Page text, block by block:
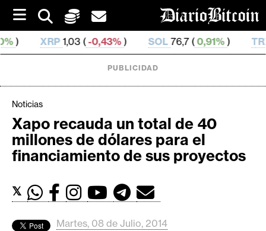
i
p
t
o
1,03 ( -0,43%) SOL76,7 ( 0,91%) TRX0,329
C
r
i
M
PUBLICIDAD
Noticias
Xapo recauda un total de 40
millones de dólares para el
financiamiento de sus proyectos
𝕏
Martes, 08 de Julio, 2014